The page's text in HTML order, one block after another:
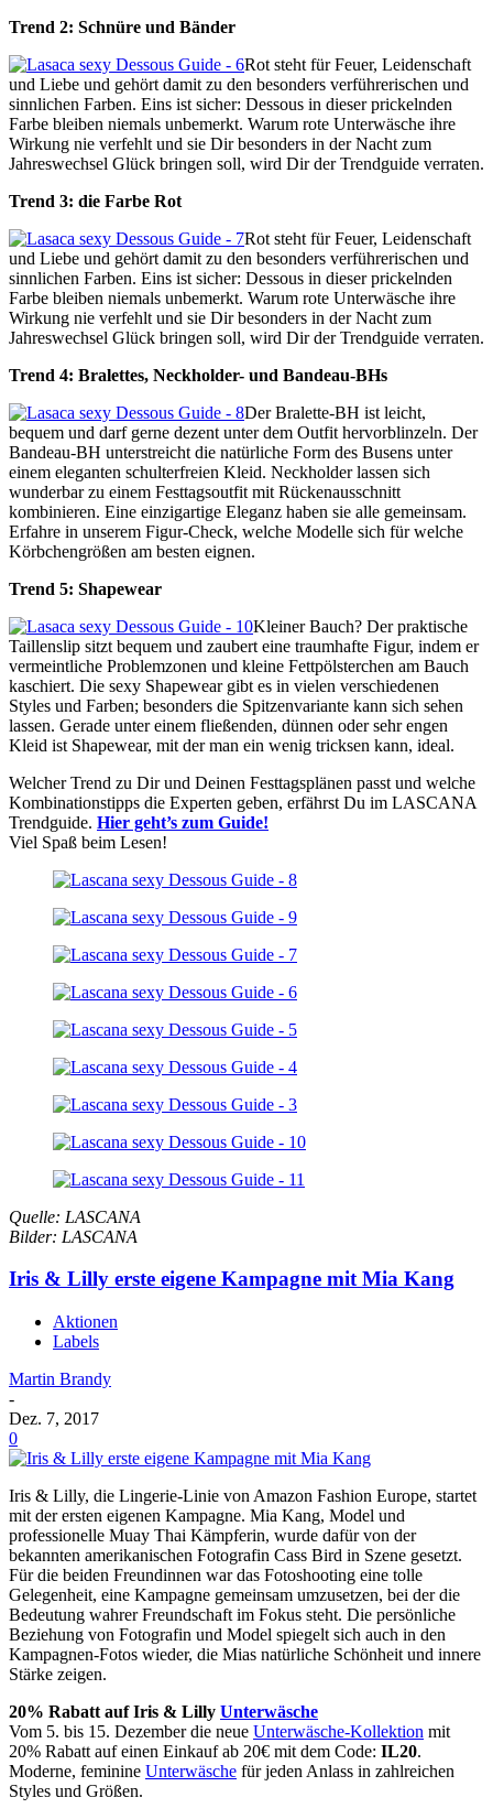
Trend 2: Schnüre und Bänder
Rot steht für Feuer, Leidenschaft
und Liebe und gehört damit zu den besonders verführerischen und
sinnlichen Farben. Eins ist sicher: Dessous in dieser prickelnden
Farbe bleiben niemals unbemerkt. Warum rote Unterwäsche ihre
Wirkung nie verfehlt und sie Dir besonders in der Nacht zum
Jahreswechsel Glück bringen soll, wird Dir der Trendguide verraten.
Trend 3: die Farbe Rot
Rot steht für Feuer, Leidenschaft
und Liebe und gehört damit zu den besonders verführerischen und
sinnlichen Farben. Eins ist sicher: Dessous in dieser prickelnden
Farbe bleiben niemals unbemerkt. Warum rote Unterwäsche ihre
Wirkung nie verfehlt und sie Dir besonders in der Nacht zum
Jahreswechsel Glück bringen soll, wird Dir der Trendguide verraten.
Trend 4: Bralettes, Neckholder- und Bandeau-BHs
Der Bralette-BH ist leicht,
bequem und darf gerne dezent unter dem Outfit hervorblinzeln. Der
Bandeau-BH unterstreicht die natürliche Form des Busens unter
einem eleganten schulterfreien Kleid. Neckholder lassen sich
wunderbar zu einem Festtagsoutfit mit Rückenausschnitt
kombinieren. Eine einzigartige Eleganz haben sie alle gemeinsam.
Erfahre in unserem Figur-Check, welche Modelle sich für welche
Körbchengrößen am besten eignen.
Trend 5: Shapewear
Kleiner Bauch? Der praktische
Taillenslip sitzt bequem und zaubert eine traumhafte Figur, indem er
vermeintliche Problemzonen und kleine Fettpölsterchen am Bauch
kaschiert. Die sexy Shapewear gibt es in vielen verschiedenen
Styles und Farben; besonders die Spitzenvariante kann sich sehen
lassen. Gerade unter einem fließenden, dünnen oder sehr engen
Kleid ist Shapewear, mit der man ein wenig tricksen kann, ideal.
Welcher Trend zu Dir und Deinen Festtagsplänen passt und welche
Kombinationstipps die Experten geben, erfährst Du im LASCANA
Trendguide. Hier geht’s zum Guide!
Viel Spaß beim Lesen!
Quelle: LASCANA
Bilder: LASCANA
Iris & Lilly erste eigene Kampagne mit Mia Kang
Aktionen
Labels
Martin Brandy
-
Dez. 7, 2017
0
Iris & Lilly, die Lingerie-Linie von Amazon Fashion Europe, startet
mit der ersten eigenen Kampagne. Mia Kang, Model und
professionelle Muay Thai Kämpferin, wurde dafür von der
bekannten amerikanischen Fotografin Cass Bird in Szene gesetzt.
Für die beiden Freundinnen war das Fotoshooting eine tolle
Gelegenheit, eine Kampagne gemeinsam umzusetzen, bei der die
Bedeutung wahrer Freundschaft im Fokus steht. Die persönliche
Beziehung von Fotografin und Model spiegelt sich auch in den
Kampagnen-Fotos wieder, die Mias natürliche Schönheit und innere
Stärke zeigen.
20% Rabatt auf Iris & Lilly Unterwäsche
​Vom 5. bis 15. Dezember die neue Unterwäsche-Kollektion mit
20% Rabatt auf einen Einkauf ab 20€ mit dem Code: IL20.
Moderne, feminine Unterwäsche für jeden Anlass in zahlreichen
Styles und Größen.​